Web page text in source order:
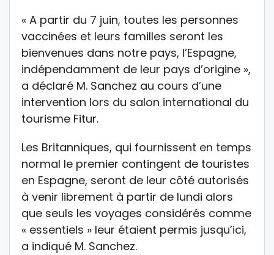
« A partir du 7 juin, toutes les personnes
vaccinées et leurs familles seront les
bienvenues dans notre pays, l’Espagne,
indépendamment de leur pays d’origine »,
a déclaré M. Sanchez au cours d’une
intervention lors du salon international du
tourisme Fitur.
Les Britanniques, qui fournissent en temps
normal le premier contingent de touristes
en Espagne, seront de leur côté autorisés
à venir librement à partir de lundi alors
que seuls les voyages considérés comme
« essentiels » leur étaient permis jusqu’ici,
a indiqué M. Sanchez.